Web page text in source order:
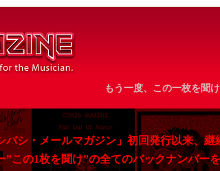
もう一度、この一枚を聞
バシ・メールマガジン」初回発行以来、継
”この1枚を聞け”の全てのバックナンバー